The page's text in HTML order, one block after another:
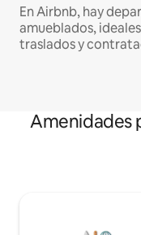
En Airbnb, hay
amueblados,
traslados y
Amenidades